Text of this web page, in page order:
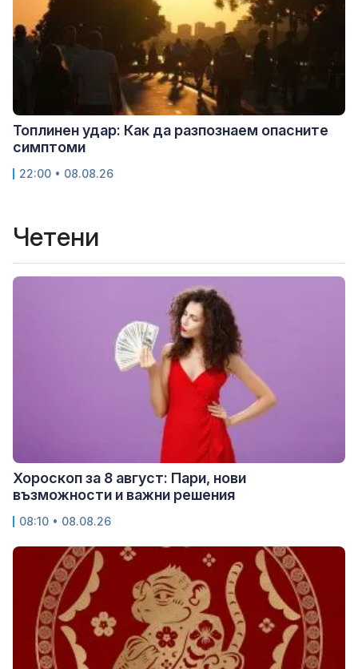
Топлинен удар: Как да разпознаем опасните
симптоми
22:00 • 08.08.26
Четени
Хороскоп за 8 август: Пари, нови
възможности и важни решения
08:10 • 08.08.26